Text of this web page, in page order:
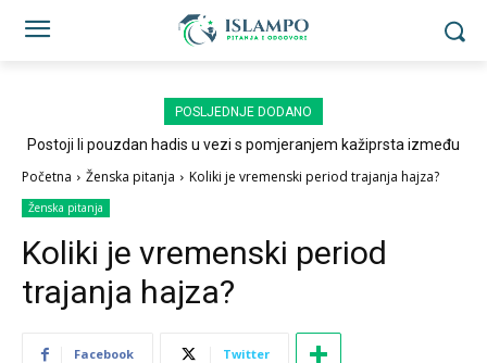
POSLJEDNJE DODANO
Postoji li pouzdan hadis u vezi s pomjeranjem kažiprsta između
Početna Ženska pitanja Koliki je vremenski period trajanja hajza?
Ženska pitanja
Koliki je vremenski period
trajanja hajza?
Facebook Twitter